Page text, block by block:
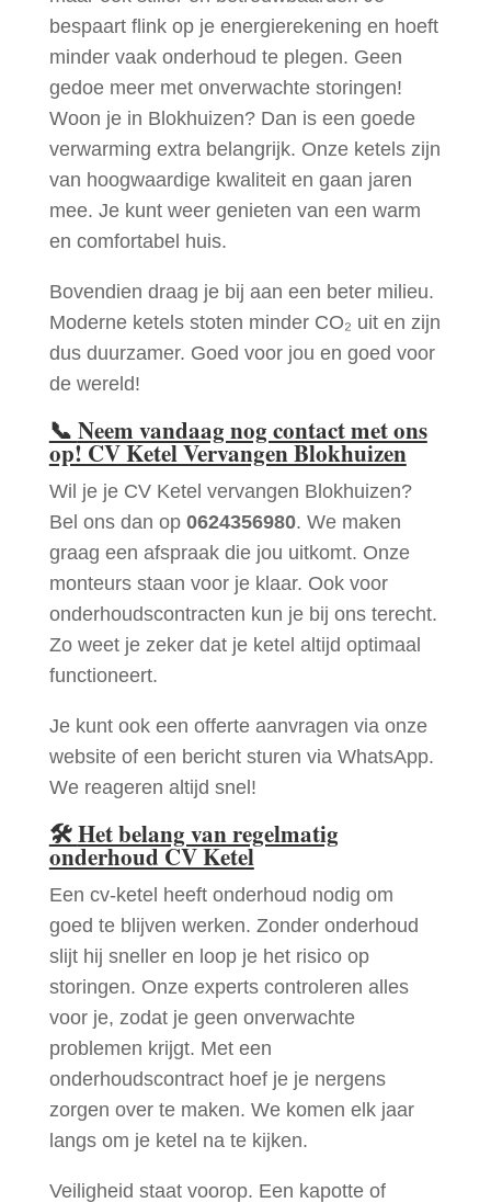
bespaart flink op je energierekening en hoeft
minder vaak onderhoud te plegen. Geen
gedoe meer met onverwachte storingen!
Woon je in Blokhuizen? Dan is een goede
verwarming extra belangrijk. Onze ketels zijn
van hoogwaardige kwaliteit en gaan jaren
mee. Je kunt weer genieten van een warm
en comfortabel huis.
Bovendien draag je bij aan een beter milieu.
Moderne ketels stoten minder CO₂ uit en zijn
dus duurzamer. Goed voor jou en goed voor
de wereld!
📞 Neem vandaag nog contact met ons
op! CV Ketel Vervangen Blokhuizen
Wil je je CV Ketel vervangen Blokhuizen?
Bel ons dan op 0624356980. We maken
graag een afspraak die jou uitkomt. Onze
monteurs staan voor je klaar. Ook voor
onderhoudscontracten kun je bij ons terecht.
Zo weet je zeker dat je ketel altijd optimaal
functioneert.
Je kunt ook een offerte aanvragen via onze
website of een bericht sturen via WhatsApp.
We reageren altijd snel!
🛠Het belang van regelmatig
onderhoud CV Ketel
Een cv-ketel heeft onderhoud nodig om
goed te blijven werken. Zonder onderhoud
slijt hij sneller en loop je het risico op
storingen. Onze experts controleren alles
voor je, zodat je geen onverwachte
problemen krijgt. Met een
onderhoudscontract hoef je je nergens
zorgen over te maken. We komen elk jaar
langs om je ketel na te kijken.
Veiligheid staat voorop. Een kapotte of